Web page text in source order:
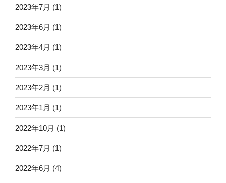
2023年7月 (1)
2023年6月 (1)
2023年4月 (1)
2023年3月 (1)
2023年2月 (1)
2023年1月 (1)
2022年10月 (1)
2022年7月 (1)
2022年6月 (4)